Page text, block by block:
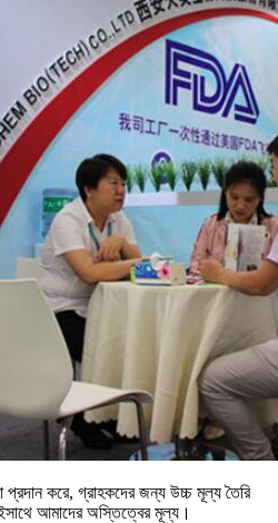
প্রদান করে, গ্রাহকদের জন্য উচ্চ মূল্য তৈরি
আমাদের অস্তিত্বের মূল্য।